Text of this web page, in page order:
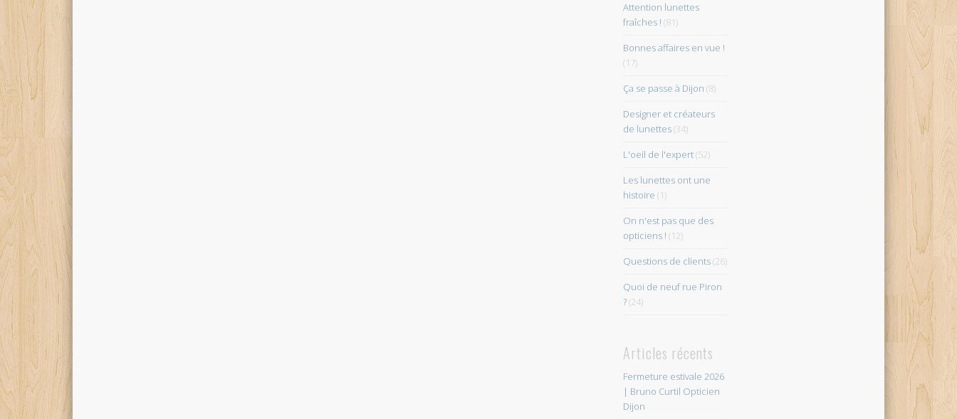
Attention lunettes
fraîches ! (81)
Bonnes affaires en vue !
(17)
Ça se passe à Dijon (8)
Designer et créateurs
de lunettes(34)
L'oeil de l'expert(52)
Les lunettes ont une
histoire (1)
On n'est pas que des
opticiens ! (12)
Questions de clients(26)
Quoi de neuf rue Piron
?(24)
Articles récents
Fermeture estivale 2026
| Bruno Curtil Opticien
Dijon